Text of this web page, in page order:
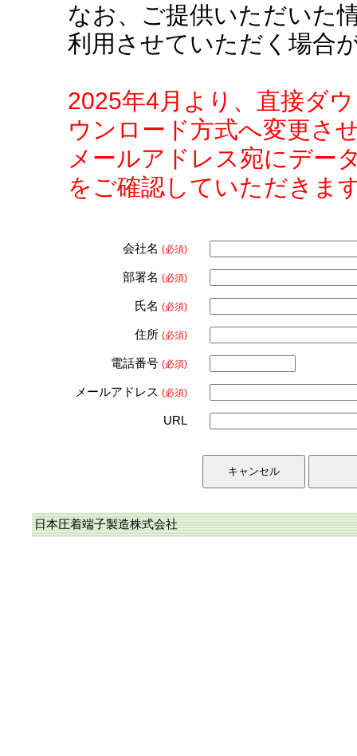
なお、ご提供いただいた
利用させていただく場合
2025年4月より、直接ダ
ウンロード方式へ変更さ
メールアドレス宛にデー
をご確認していただきま
会社名 (必須)
部署名 (必須)
氏名 (必須)
住所 (必須)
電話番号 (必須)
メールアドレス (必須)
URL
日本圧着端子製造株式会社